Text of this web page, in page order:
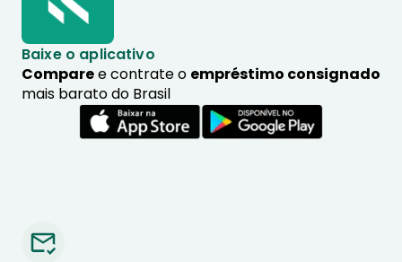
Baixe o aplicativo
Comparee contrate o empréstimo consignado
mais barato do Brasil